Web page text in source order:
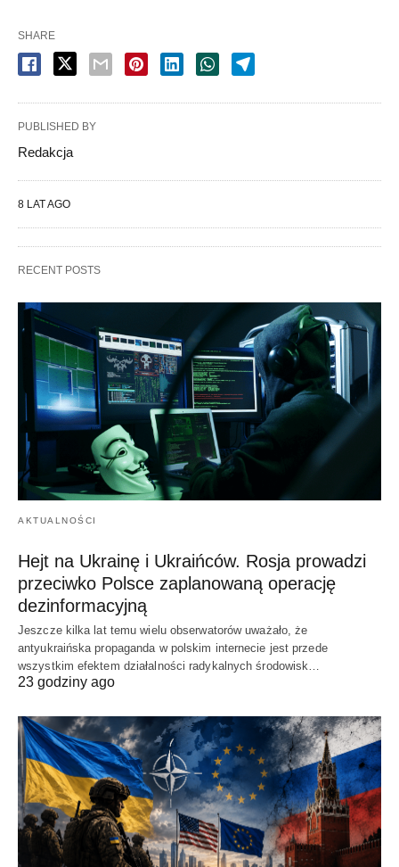
SHARE
PUBLISHED BY
Redakcja
8 LAT AGO
RECENT POSTS
AKTUALNOŚCI
Hejt na Ukrainę i Ukraińców. Rosja prowadzi
przeciwko Polsce zaplanowaną operację
dezinformacyjną
Jeszcze kilka lat temu wielu obserwatorów uważało, że
antyukraińska propaganda w polskim internecie jest przede
wszystkim efektem działalności radykalnych środowisk…
23 godziny ago